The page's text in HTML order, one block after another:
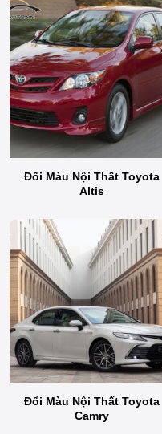
Đổi Màu Nội Thất Toyota
Altis
Đổi Màu Nội Thất Toyota
Camry